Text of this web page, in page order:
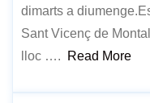
dimarts a
Sant Vicenç de
lloc ….
Read More